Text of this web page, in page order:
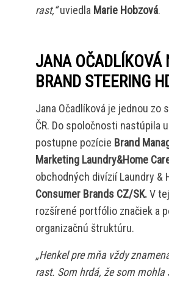
rast,“uviedla Marie Hobzová.
JANA OČADLÍKOVÁ
BRAND STEERING
Jana Očadlíková je jednou zo
ČR. Do spoločnosti nastúpila
postupne pozície Brand
Marketing Laundry&Home
obchodných divízií Laundry &
Consumer Brands CZ/SK.V
rozšírené portfólio značiek a
organizačnú štruktúru.
„Henkel pre mňa vždy
rast. Som hrdá, že som